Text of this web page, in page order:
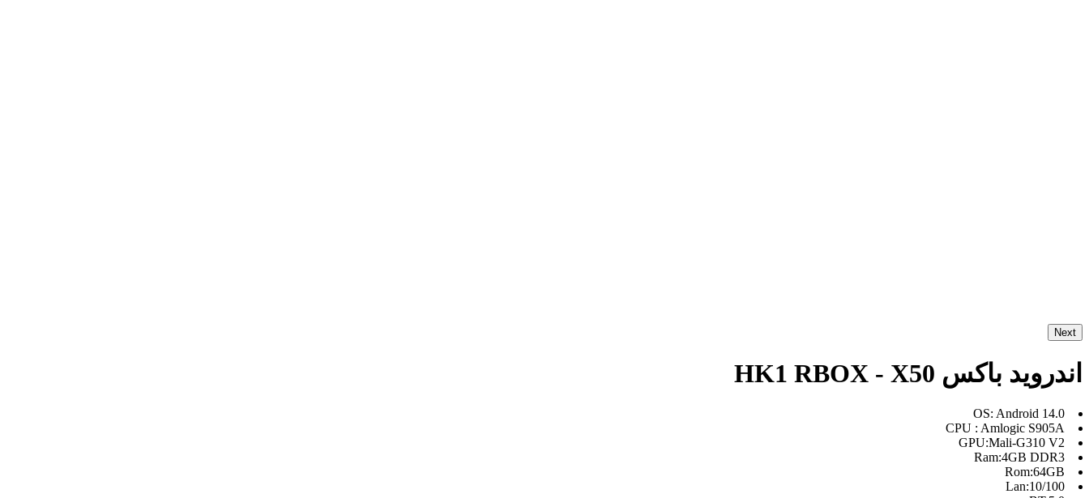
Next
اندروید باکس HK1 RBOX - X50
OS: Android 14.0
CPU : Amlogic S905A
GPU:Mali-G310 V2
Ram:4GB DDR3
Rom:64GB
Lan:10/100